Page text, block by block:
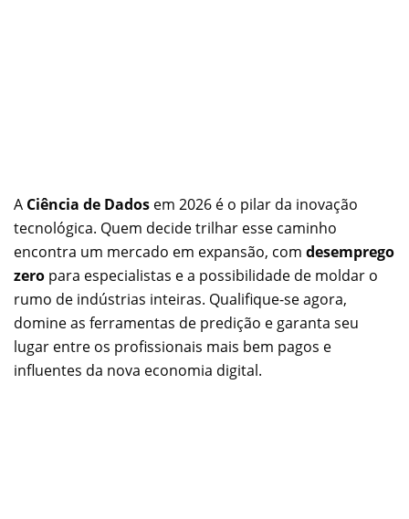
A Ciência de Dados em 2026 é o pilar da inovação
tecnológica. Quem decide trilhar esse caminho
encontra um mercado em expansão, com desemprego
zero para especialistas e a possibilidade de moldar o
rumo de indústrias inteiras. Qualifique-se agora,
domine as ferramentas de predição e garanta seu
lugar entre os profissionais mais bem pagos e
influentes da nova economia digital.